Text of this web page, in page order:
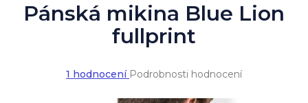
Pánská mikina Blue Lion
fullprint
Průměrné
hodnocení
1 hodnocení Podrobnosti hodnocení